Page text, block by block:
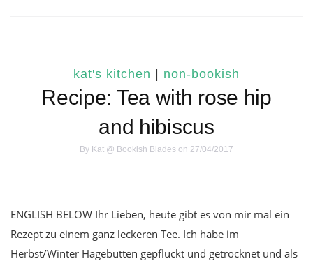
kat's kitchen non-bookish
Recipe: Tea with rose hip
and hibiscus
By Kat @ Bookish Blades on 27/04/2017
ENGLISH BELOW Ihr Lieben, heute gibt es von mir mal ein
Rezept zu einem ganz leckeren Tee. Ich habe im
Herbst/Winter Hagebutten gepflückt und getrocknet und als